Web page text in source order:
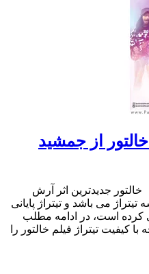
خالتور از جمشید
جدیدترین اثر آرش
می باشد و تیتراژ پایانی
کرده است، در ادامه مطلب
با کیفیت تیتراژ فیلم خالتور را